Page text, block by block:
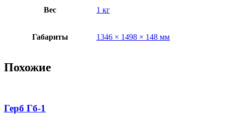
Вес 1 кг
Габариты 1346 × 1498 × 148 мм
Похожие
Герб Гб-1